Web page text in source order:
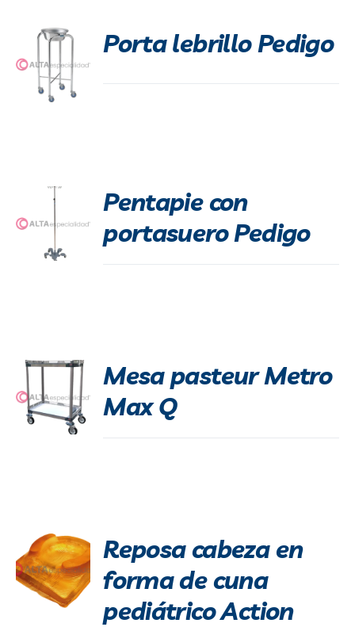
Porta lebrillo Pedigo
Pentapie con
portasuero Pedigo
Mesa pasteur Metro
Max Q
Reposa cabeza en
forma de cuna
pediátrico Action